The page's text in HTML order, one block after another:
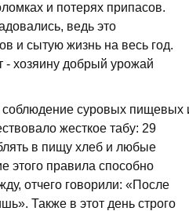
и потерях припасов.
ведь это
и сытую жизнь на весь год.
- хозяину добрый урожай
соблюдение суровых пищевых
жесткое табу: 29
в пищу хлеб и любые
этого правила способно
отчего говорили: «После
Также в этот день строго